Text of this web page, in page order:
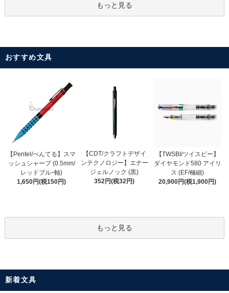
もっと見る
おすすめ文具
【Pentel/ぺんてる】スマ
ッシュシャープ (0.5mm/
レッドブルｰ軸)
1,650円(税150円)
【CDT/クラフトデザイ
ンテクノロジー】エナー
ジェルノック (黒)
352円(税32円)
【TWSBI/ツイスビー】
ダイヤモンド580 アイリ
ス (EF/極細)
20,900円(税1,900円)
もっと見る
新着文具